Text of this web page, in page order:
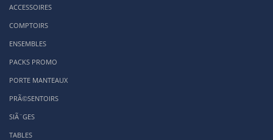
ACCESSOIRES
COMPTOIRS
ENSEMBLES
PACKS PROMO
PORTE MANTEAUX
PRÃ©SENTOIRS
SIÃ¨GES
TABLES